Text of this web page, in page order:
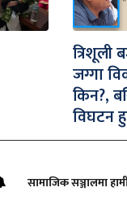
त्रिशूली
जग्गा
किन?,
विघटन
सामाजिक सञ्जालमा